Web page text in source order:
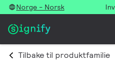
Norge - Norsk
Tilbake til produktfamilie